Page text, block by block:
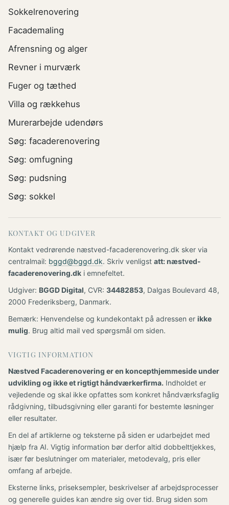
Sokkelrenovering
Facademaling
Afrensning og alger
Revner i murværk
Fuger og tæthed
Villa og rækkehus
Murerarbejde udendørs
Søg: facaderenovering
Søg: omfugning
Søg: pudsning
Søg: sokkel
KONTAKT OG UDGIVER
Kontakt vedrørende næstved-facaderenovering.dk sker via
centralmail: bggd@bggd.dk. Skriv venligst att: næstved-
facaderenovering.dk i emnefeltet.
Udgiver: BGGD Digital, CVR: 34482853, Dalgas Boulevard 48,
2000 Frederiksberg, Danmark.
Bemærk: Henvendelse og kundekontakt på adressen er ikke
mulig. Brug altid mail ved spørgsmål om siden.
VIGTIG INFORMATION
Næstved Facaderenovering er en koncepthjemmeside under
udvikling og ikke et rigtigt håndværkerfirma. Indholdet er
vejledende og skal ikke opfattes som konkret håndværksfaglig
rådgivning, tilbudsgivning eller garanti for bestemte løsninger
eller resultater.
En del af artiklerne og teksterne på siden er udarbejdet med
hjælp fra AI. Vigtig information bør derfor altid dobbelttjekkes,
især før beslutninger om materialer, metodevalg, pris eller
omfang af arbejde.
Eksterne links, priseksempler, beskrivelser af arbejdsprocesser
og generelle guides kan ændre sig over tid. Brug siden som